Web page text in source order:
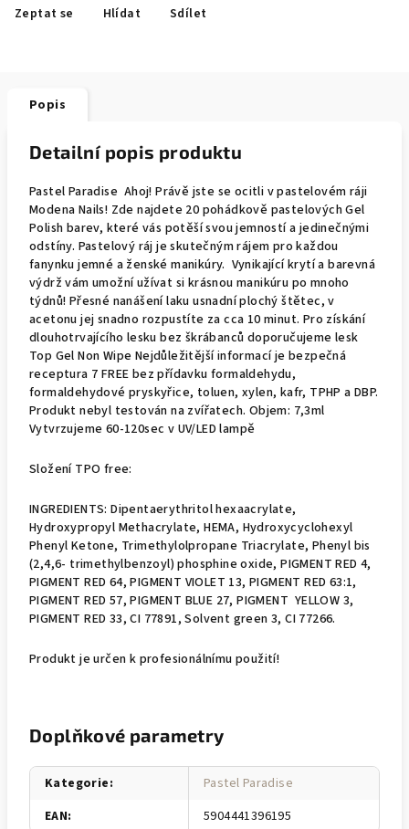
Zeptat se Hlídat Sdílet
Popis
Detailní popis produktu
Pastel Paradise Ahoj! Právě jste se ocitli v pastelovém ráji
Modena Nails! Zde najdete 20 pohádkově pastelových Gel
Polish barev, které vás potěší svou jemností a jedinečnými
odstíny. Pastelový ráj je skutečným rájem pro každou
fanynku jemné a ženské manikúry. Vynikající krytí a barevná
výdrž vám umožní užívat si krásnou manikúru po mnoho
týdnů! Přesné nanášení laku usnadní plochý štětec, v
acetonu jej snadno rozpustíte za cca 10 minut. Pro získání
dlouhotrvajícího lesku bez škrábanců doporučujeme lesk
Top Gel Non Wipe Nejdůležitější informací je bezpečná
receptura 7 FREE bez přídavku formaldehydu,
formaldehydové pryskyřice, toluen, xylen, kafr, TPHP a DBP.
Produkt nebyl testován na zvířatech. Objem: 7,3ml
Vytvrzujeme 60-120sec v UV/LED lampě
Složení TPO free:
INGREDIENTS: Dipentaerythritol hexaacrylate,
Hydroxypropyl Methacrylate, HEMA, Hydroxycyclohexyl
Phenyl Ketone, Trimethylolpropane Triacrylate, Phenyl bis
(2,4,6- trimethylbenzoyl) phosphine oxide, PIGMENT RED 4,
PIGMENT RED 64, PIGMENT VIOLET 13, PIGMENT RED 63:1,
PIGMENT RED 57, PIGMENT BLUE 27, PIGMENT YELLOW 3,
PIGMENT RED 33, CI 77891, Solvent green 3, CI 77266.
Produkt je určen k profesionálnímu použití!
Doplňkové parametry
Kategorie:
Pastel Paradise
EAN: 5904441396195